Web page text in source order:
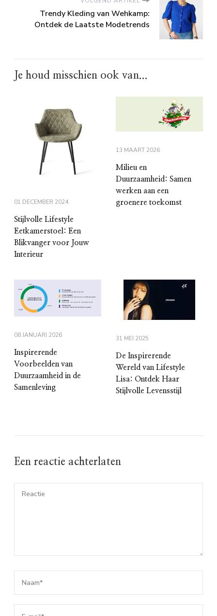
Trendy Kleding van Wehkamp:
Ontdek de Laatste Modetrends
Je houd misschien ook van...
01 DECEMBER 2024
Stijlvolle Lifestyle
Eetkamerstoel: Een
Blikvanger voor Jouw
Interieur
13 MAART 2026
Milieu en
Duurzaamheid: Samen
werken aan een
groenere toekomst
08 JANUARI 2026
Inspirerende
Voorbeelden van
Duurzaamheid in de
Samenleving
31 MEI 2025
De Inspirerende
Wereld van Lifestyle
Lisa: Ontdek Haar
Stijlvolle Levensstijl
Een reactie achterlaten